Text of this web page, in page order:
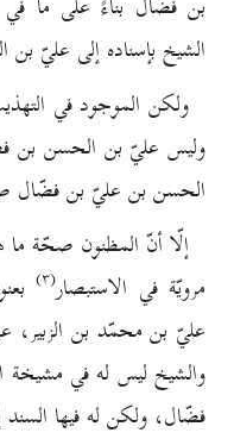
الشيخ بإسناده إلى عليّ
ولكن الموجود في
وليس عليّ بن الحسن بن
الحسن بن عليّ بن
إلّا أنّ المظنون صحّة ما
مرويّة في الاستبصار(۳)
عليّ بن محمّد بن
والشيخ ليس له في
فضّال، ولكن له فيها